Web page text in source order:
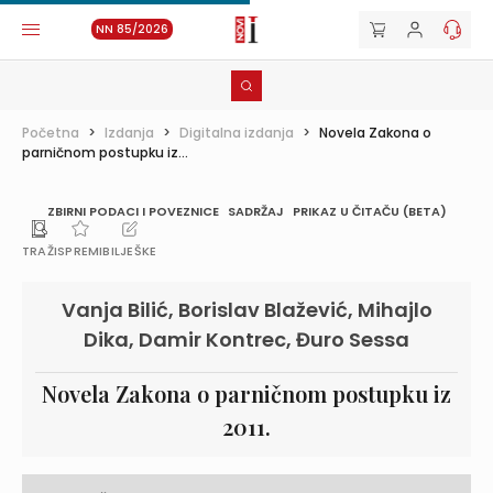
NN 85/2026
Početna > Izdanja > Digitalna izdanja > Novela Zakona o
parničnom postupku iz...
ZBIRNI PODACI I POVEZNICE SADRŽAJ PRIKAZ U ČITAČU (BETA)
TRAŽISPREMIBILJEŠKE
Vanja Bilić, Borislav Blažević, Mihajlo
Dika, Damir Kontrec, Đuro Sessa
Novela Zakona o parničnom postupku iz
2011.